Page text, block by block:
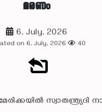
മരണം
6, July, 2026
on 6, July, 2026 40
സ്വാതന്ത്ര്യദി